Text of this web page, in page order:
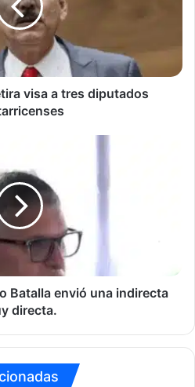
visa a tres diputados
Batalla envió una indirecta
directa.